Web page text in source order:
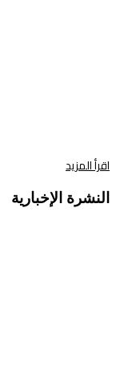
اقرأ المزيد
النشرة الإخبارية